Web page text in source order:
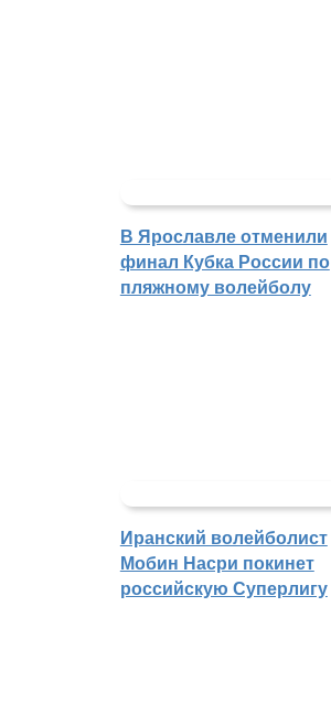
В Ярославле отменили
финал Кубка России по
пляжному волейболу
Иранский волейболист
Мобин Насри покинет
российскую Суперлигу